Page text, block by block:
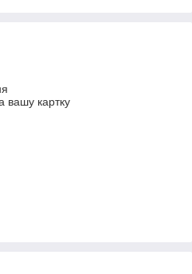
вашу картку